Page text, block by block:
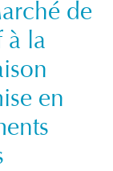
de
à la
en